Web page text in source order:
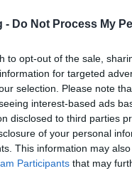
- Do Not Process My
to opt-out of the sale,
for targeted
selection. Please note
interest-based ads
disclosed to third parties
of your personal
This information may
Participants that may